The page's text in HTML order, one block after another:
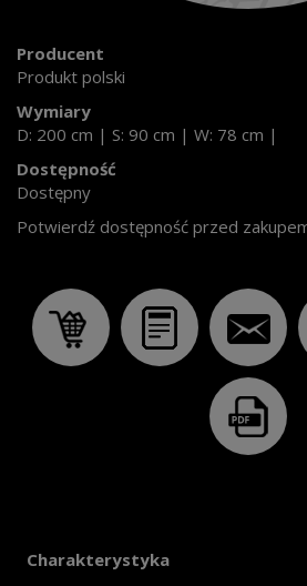
Producent
Produkt polski
Wymiary
D: 200 cm | S: 90 cm | W: 78 cm |
Dostępność
Dostępny
Potwierdź dostępność przed
Charakterystyka